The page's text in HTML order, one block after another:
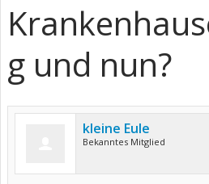
g und nun?
kleine Eule
Bekanntes Mitglied